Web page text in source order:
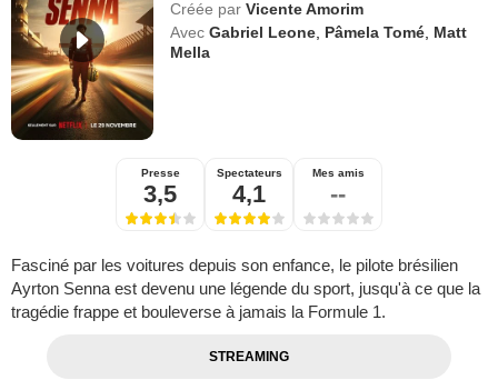
Créée par Vicente Amorim
Avec Gabriel Leone Pâmela Tomé Matt
Mella
Presse
3,5
Spectateurs
4,1
Mes amis
--
Fasciné par les voitures depuis son enfance, le pilote brésilien
Ayrton Senna est devenu une légende du sport, jusqu'à ce que la
tragédie frappe et bouleverse à jamais la Formule 1.
STREAMING